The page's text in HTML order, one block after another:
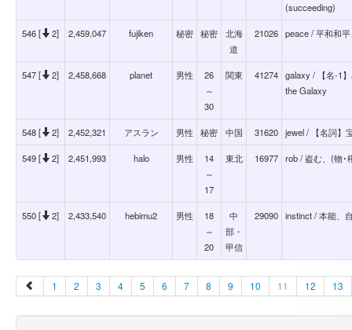
(succeeding)
546 [ 2] 2,459,047 fujiken 秘密 秘密
北海
道
21026 peace / 平和和
547 [ 2] 2,458,668 planet 男性
26
～
30
関東 41274 galaxy / 【名-1
the Galaxy
548 [ 2] 2,452,321 アスラン 男性 秘密 中国 31620 jewel / 【名詞】
549 [ 2] 2,451,993 halo 男性
14
～
17
東北 16977 rob / 盗む、(物･
550 [ 2] 2,433,540 hebimu2 男性
18
～
20
中
部・
甲信
29090 instinct / 本能、
1 2 3 4 5 6 7 8 9 10 11 12 13